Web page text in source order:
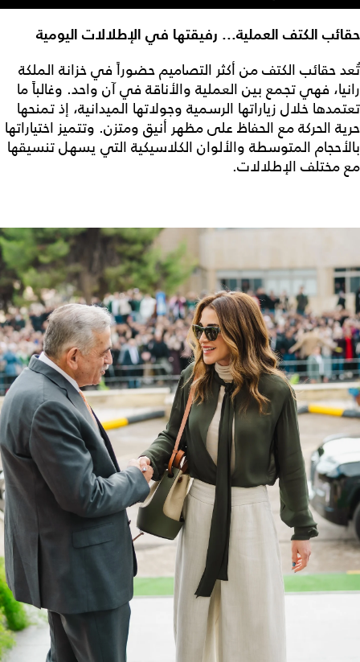
حقائب الكتف العملية... رفيقتها في الإطلالات اليومية
تُعد حقائب الكتف من أكثر التصاميم حضوراً في خزانة الملكة
رانيا، فهي تجمع بين العملية والأناقة في آن واحد. وغالباً ما
تعتمدها خلال زياراتها الرسمية وجولاتها الميدانية، إذ تمنحها
حرية الحركة مع الحفاظ على مظهر أنيق ومتزن. وتتميز اختياراتها
بالأحجام المتوسطة والألوان الكلاسيكية التي يسهل تنسيقها
مع مختلف الإطلالات.